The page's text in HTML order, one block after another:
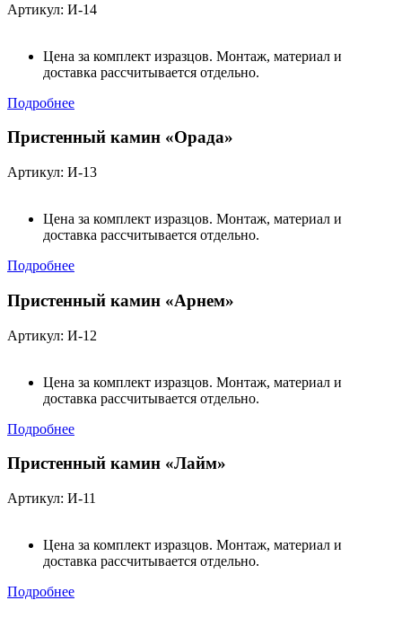
Артикул: И-14
Цена за комплект изразцов. Монтаж, материал и
доставка рассчитывается отдельно.
Подробнее
Пристенный камин «Орада»
Артикул: И-13
Цена за комплект изразцов. Монтаж, материал и
доставка рассчитывается отдельно.
Подробнее
Пристенный камин «Арнем»
Артикул: И-12
Цена за комплект изразцов. Монтаж, материал и
доставка рассчитывается отдельно.
Подробнее
Пристенный камин «Лайм»
Артикул: И-11
Цена за комплект изразцов. Монтаж, материал и
доставка рассчитывается отдельно.
Подробнее